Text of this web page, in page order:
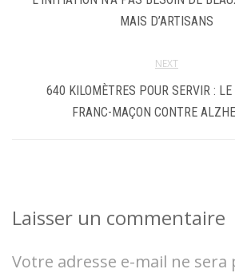
MAIS D’ARTISANS
NEXT
640 KILOMÈTRES POUR SERVIR : LE
FRANC-MAÇON CONTRE
Laisser un commentaire
Votre adresse e-mail ne sera